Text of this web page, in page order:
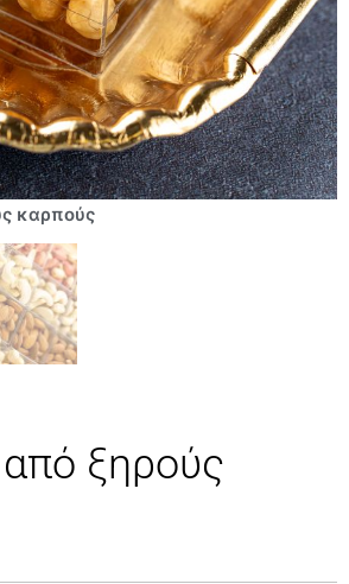
καρπούς
από ξηρούς